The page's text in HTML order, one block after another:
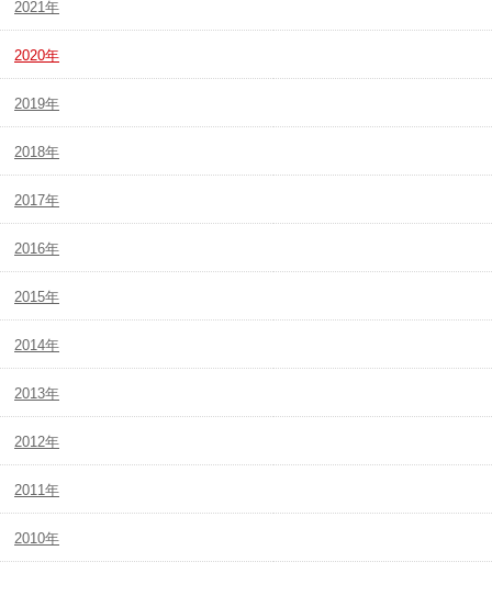
2021年
2020年
2019年
2018年
2017年
2016年
2015年
2014年
2013年
2012年
2011年
2010年